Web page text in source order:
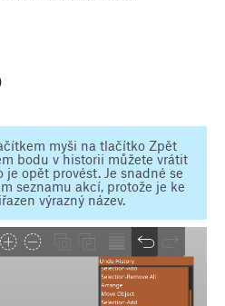
myši na tlačítko Zpět
bodu v historii můžete vrátit
opět provést. Je snadné se
seznamu akcí, protože je ke
výrazný název.